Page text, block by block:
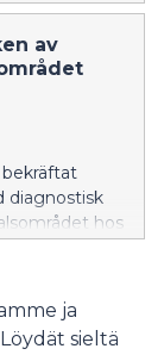
av
diagnostisk
hos
såsom
ja
sieltä